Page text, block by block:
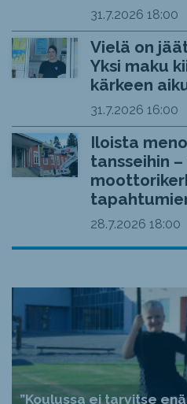
31.7.2026 18:00
Vielä on
Yksi maku
kärkeen
31.7.2026 16:00
Iloista
tansseihin
28.7.2026 18:00
”Koulussa ei tarvitse